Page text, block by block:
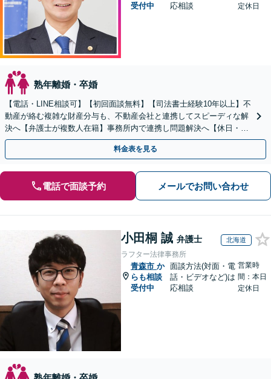
受付中
応相談
定休日
熟年離婚・卒婚
【電話・LINE相談可】【初回面談無料】【司法書士経験10年以上】不
動産が絡む複雑な財産分与も、不動産会社と連携してスピーディな解
決へ【弁護士が複数人在籍】事務所内で連携し問題解決へ【休日・夜
間面談可】【子連れ相談可】【虎ノ門駅1分】
料金表を見る
電話で面談予約 メールでお問い合わせ
小田桐 誠 弁護士 北海道
ラフター法律事務所
青森市 か
らも相談
受付中
面談方法(対面・電
話・ビデオなど)は
応相談
営業時
間：本日
定休日